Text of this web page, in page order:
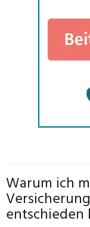
Warum ich
entschieden